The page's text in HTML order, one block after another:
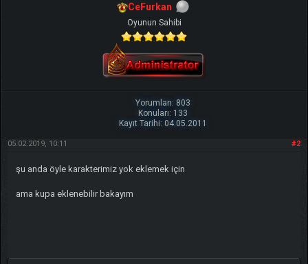
CeFurkan
Oyunun Sahibi
Yorumları: 803
Konuları: 133
Kayıt Tarihi: 04.05.2011
#2
05.02.2019, 10:11
şu anda öyle karakterimiz yok eklemek için
ama kupa eklenebilir bakayım